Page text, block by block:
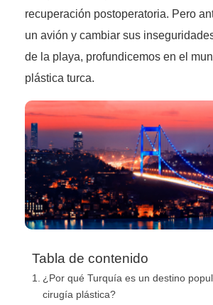
recuperación postoperatoria. Pero
un avión y cambiar sus
de la playa, profundicemos en el
plástica turca.
Tabla de contenido
¿Por qué Turquía es un destino
cirugía plástica?